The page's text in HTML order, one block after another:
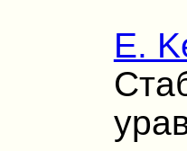
E.